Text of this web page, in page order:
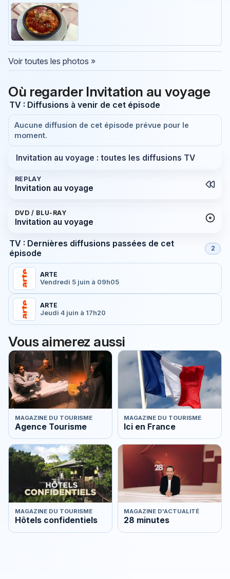
Voir toutes les photos »
Où regarder Invitation au voyage
TV : Diffusions à venir de cet épisode
Aucune diffusion de cet épisode prévue pour le
moment.
Invitation au voyage : toutes les diffusions TV
REPLAY
Invitation au voyage
DVD / BLU-RAY
Invitation au voyage
TV : Dernières diffusions passées de cet
épisode
2
ARTE
Vendredi 5 juin à 09h05
ARTE
Jeudi 4 juin à 17h20
Vous aimerez aussi
MAGAZINE DU TOURISME
Agence Tourisme
MAGAZINE DU TOURISME
Ici en France
MAGAZINE DU TOURISME
Hôtels confidentiels
MAGAZINE D'ACTUALITÉ
28 minutes